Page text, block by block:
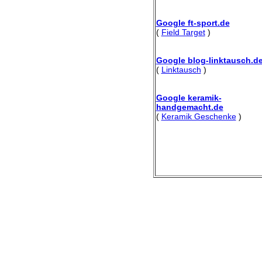
Google ft-sport.de
( Field Target)
Google blog-
( Linktausch )
Google keramik-
handgemacht.de
( Keramik Geschenke)